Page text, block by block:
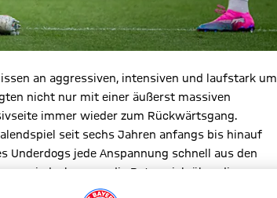
an aggressiven, intensiven und laufstark um
nicht nur mit einer äußerst massiven
immer wieder zum Rückwärtsgang.
seit sechs Jahren anfangs bis hinauf
jede Anspannung schnell aus den
jedoch, wenn die Roten sich über die
Aggressiv beackerten die Stuttgarter vor allem